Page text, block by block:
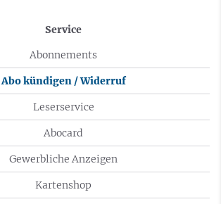
Service
Abonnements
Abo kündigen / Widerruf
Leserservice
Abocard
Gewerbliche Anzeigen
Kartenshop